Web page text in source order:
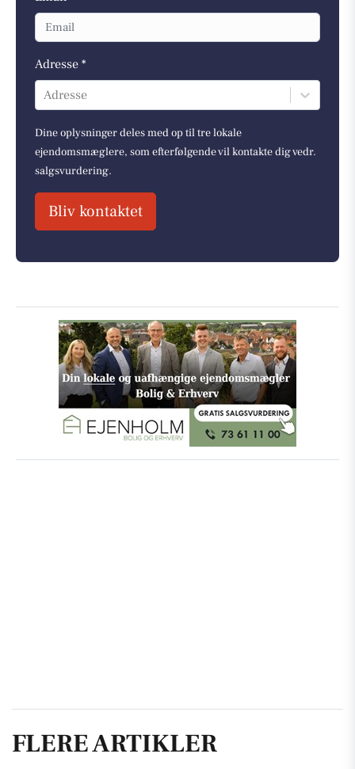
Adresse *
Adresse
Dine oplysninger deles med op til tre lokale
ejendomsmæglere, som efterfølgende vil kontakte dig vedr.
salgsvurdering.
Bliv kontaktet
FLERE ARTIKLER